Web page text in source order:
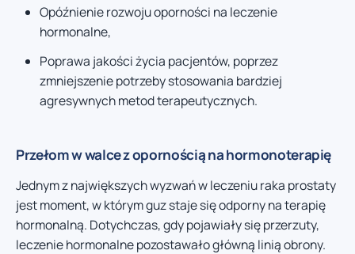
Opóźnienie rozwoju oporności na leczenie
hormonalne,
Poprawa jakości życia pacjentów, poprzez
zmniejszenie potrzeby stosowania bardziej
agresywnych metod terapeutycznych.
Przełom w walce z opornością na hormonoterapię
Jednym z największych wyzwań w leczeniu raka prostaty
jest moment, w którym guz staje się odporny na terapię
hormonalną. Dotychczas, gdy pojawiały się przerzuty,
leczenie hormonalne pozostawało główną linią obrony.